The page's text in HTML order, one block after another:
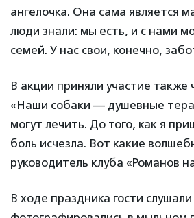
ангелочка. Она сама является
люди знали: мы есть, и с нами
семей. У нас свои, конечно,
В акции приняли участие
«Наши собаки — душевные
могут лечить. До того, как я
боль исчезла. Вот какие
руководитель клуба «Романов
В ходе праздника гости